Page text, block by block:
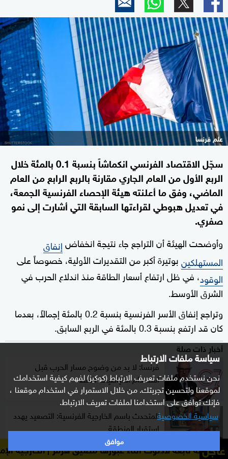
سياسة ملفات الارتباط
نحن نستخدم ملفات تعريف الارتباط (كوكيز) لفهم كيفية استخدامك
لموقعنا ولتحسين تجربتك. من خلال الاستمرار في استخدام موقعنا ،
فإنك توافق على استخدامنا لملفات تعريف الارتباط.
سياسية الخصوصية
موافق
علم فرنسا
سجّل الاقتصاد الفرنسي انكماشاً بنسبة 0.1 بالمئة خلال
الربع الأول من العام الجاري مقارنة بالربع الرابع من العام
الماضي، وفق ما أعلنته هيئة الإحصاء الفرنسية الجمعة،
في تعديل هبوطي لقراءتها السابقة التي أشارت إلى نمو
صفري.
وأوضحت الهيئة أن التراجع جاء نتيجة انخفاضإنفاق
المستهلكينبوتيرة أكبر من التقديرات الأولية، خصوصاً على
الوقود، في ظل ارتفاع أسعار الطاقة منذ اندلاع الحرب في
الشرق الأوسط.
وتراجع إنفاق الأسر الفرنسية بنسبة 0.2 بالمئة إجمالاً، بعدما
كان قد ارتفع بنسبة 0.3 بالمئة في الربع السابق.
أخبار ذات صلة
فرنسا: لا بد من وضوح مسار الحرب قبل
استخدام احتياطيات النفط
المتحدث باسم الخارجية الفرنسية: التصعيد يهدد
استقرار المنطقة
عاجل
لأدنوك أثناء عبورها مضيق هرمز الخارجية الإماراتية: